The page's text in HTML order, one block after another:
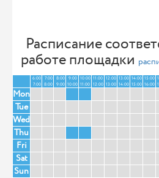
Расписание
работе площадки
6:00
7:00
7:00
8:00
8:00
9:00
9:00
10:00
10:00
11:00
11:00
12:00
12:00
13:00
13:00
14:00
14:00
15:00
15:00
16:00
Mon
Tue
Wed
Thu
Fri
Sat
Sun